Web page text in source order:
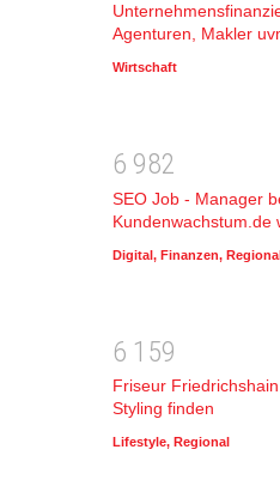
Agenturen, Makler
Wirtschaft
6 982
SEO Job - Manager
Kundenwachstum.de
Digital, Finanzen,
6 1 59
Friseur
Styling finden
Lifestyle, Regional